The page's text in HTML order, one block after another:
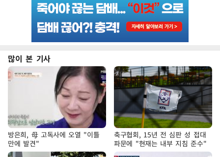
많이 본 기사
방은희, 母 고독사에 오열 "이틀
만에 발견"
축구협회, 15년 전 심판 성 접대
파문에 "현재는 내부 지침 준수"